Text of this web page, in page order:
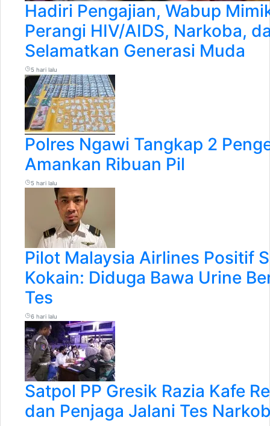
Hadiri Pengajian, Wabup
Perangi HIV/AIDS, Narkoba,
Selamatkan Generasi Muda
5 hari lalu
Polres Ngawi Tangkap 2
Amankan Ribuan Pil
5 hari lalu
Pilot Malaysia Airlines Positif
Kokain: Diduga Bawa Urine
Tes
6 hari lalu
Satpol PP Gresik Razia Kafe
dan Penjaga Jalani Tes